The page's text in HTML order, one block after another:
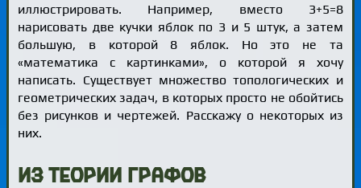
иллюстрировать. Например, вместо 3+5=8
нарисовать две кучки яблок по 3 и 5 штук, а затем
большую, в которой 8 яблок. Но это не та
«математика с картинками», о которой я хочу
написать. Существует множество топологических и
геометрических задач, в которых просто не обойтись
без рисунков и чертежей. Расскажу о некоторых из
них.
Из теории графов